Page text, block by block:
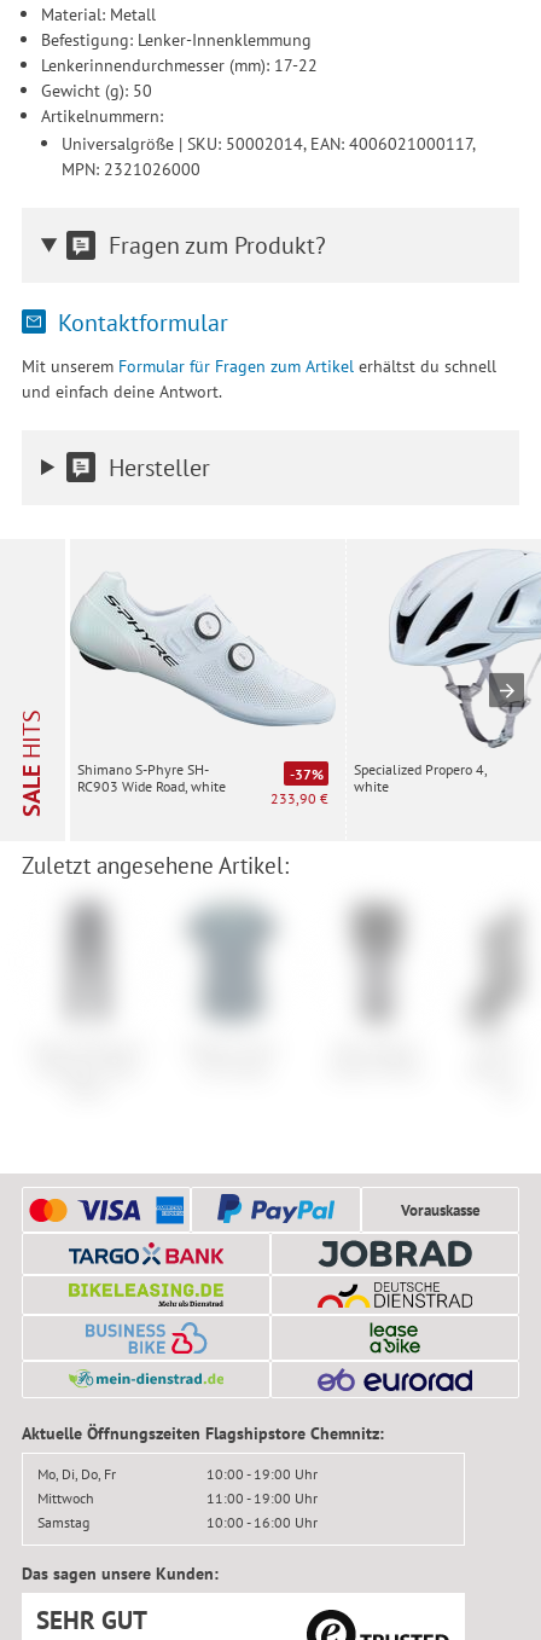
Material: Metall
Befestigung: Lenker-Innenklemmung
Lenkerinnendurchmesser (mm): 17-22
Gewicht (g): 50
Artikelnummern:
Universalgröße | SKU: 50002014, EAN: 4006021000117,
MPN: 2321026000
Fragen zum Produkt?
Kontaktformular
Mit unserem Formular für Fragen zum Artikelerhältst du schnell
und einfach deine Antwort.
Hersteller
SALE
HITS
Shimano S-Phyre SH-
RC903 Wide Road, white
-37%
233,90 €
Specialized Propero 4,
white
Zuletzt angesehene Artikel:
Vorauskasse
Aktuelle Öffnungszeiten Flagshipstore Chemnitz:
Mo, Di, Do, Fr
10:00 - 19:00 Uhr
Mittwoch
11:00 - 19:00 Uhr
Samstag
10:00 - 16:00 Uhr
Das sagen unsere Kunden:
SEHR GUT